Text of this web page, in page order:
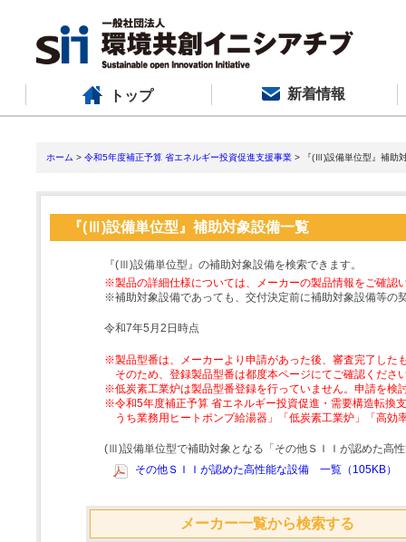
トップ 新着情報
ホーム > 令和5年度補正予算 省エネルギー投資促進支援事業 > 『(Ⅲ)設備単位型』補助
『(Ⅲ)設備単位型』補助対象設備一覧
『(Ⅲ)設備単位型』の補助対象設備を検索できます。
※製品の詳細仕様については、メーカーの製品情報をご確認
※補助対象設備であっても、交付決定前に補助対象設備等の
令和7年5月2日時点
※製品型番は、メーカーより申請があった後、審査完了した
そのため、登録製品型番は都度本ページにてご確認くださ
※低炭素工業炉は製品型番登録を行っていません。申請を検
※令和5年度補正予算 省エネルギー投資促進・需要構造転換
うち業務用ヒートポンプ給湯器」「低炭素工業炉」「高
(Ⅲ)設備単位型で補助対象となる「その他ＳＩＩが認めた高
その他ＳＩＩが認めた高性能な設備 一覧（105KB）
メーカー一覧から検索する